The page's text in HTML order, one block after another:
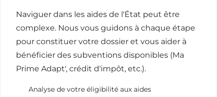
Naviguer dans les aides de l'État peut être
complexe. Nous vous guidons à chaque étape
pour constituer votre dossier et vous aider à
bénéficier des subventions disponibles (Ma
Prime Adapt', crédit d'impôt, etc.).
Analyse de votre éligibilité aux aides